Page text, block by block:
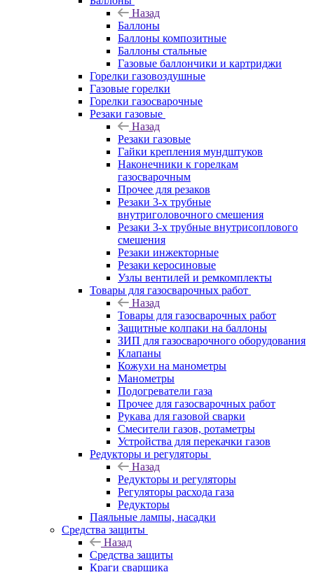
Назад
Баллоны
Баллоны композитные
Баллоны стальные
Газовые баллончики и картриджи
Горелки газовоздушные
Газовые горелки
Горелки газосварочные
Резаки газовые
Назад
Резаки газовые
Гайки крепления мундштуков
Наконечники к горелкам
газосварочным
Прочее для резаков
Резаки 3-х трубные
внутриголовочного смешения
Резаки 3-х трубные внутрисоплового
смешения
Резаки инжекторные
Резаки керосиновые
Узлы вентилей и ремкомплекты
Товары для газосварочных работ
Назад
Товары для газосварочных работ
Защитные колпаки на баллоны
ЗИП для газосварочного оборудования
Клапаны
Кожухи на манометры
Манометры
Подогреватели газа
Прочее для газосварочных работ
Рукава для газовой сварки
Смесители газов, ротаметры
Устройства для перекачки газов
Редукторы и регуляторы
Назад
Редукторы и регуляторы
Регуляторы расхода газа
Редукторы
Паяльные лампы, насадки
Средства защиты
Назад
Средства защиты
Краги сварщика